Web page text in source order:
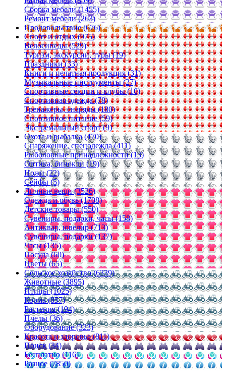
Сборка мебели (1455)
Ремонт мебели (263)
Продовольствие (676)
Спорт и отдых (975)
Велосипеды (529)
Туризм, экскурсии, туры (19)
Праздники (33)
Книги и печатная продукция (31)
Музыкальные инструменты (27)
Спортивные секции и клубы (10)
Спортивная одежда (78)
Тренажеры, снаряды (180)
Спортивное питание (59)
Экстремальный спорт (9)
Охота и рыбалка (470)
Снаряжение, спецодежда (411)
Рыболовные принадлежности (13)
Оптика, бинокли (19)
Ножи (22)
Сейфы (5)
Личные вещи (3526)
Одежда и обувь (1708)
Детские товары (550)
Сувениры, подарки, часы (158)
Антиквар, ювелир (713)
Сувениры, подарки (137)
Часы (135)
Посуда (60)
Цветы (65)
Сельское хозяйство (6339)
Животные (3895)
Птицы (1025)
Корма (857)
Растения (194)
Пчелы (36)
Оборудование (323)
Красота и здоровье (811)
Поиск (34)
Бесплатно (116)
Разное (7850)